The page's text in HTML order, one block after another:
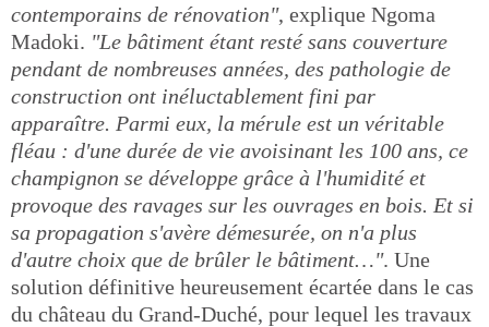
contemporains de rénovation", explique Ngoma
Madoki. "Le bâtiment étant resté sans couverture
pendant de nombreuses années, des pathologie de
construction ont inéluctablement fini par
apparaître. Parmi eux, la mérule est un véritable
fléau : d'une durée de vie avoisinant les 100 ans, ce
champignon se développe grâce à l'humidité et
provoque des ravages sur les ouvrages en bois. Et si
sa propagation s'avère démesurée, on n'a plus
d'autre choix que de brûler le bâtiment…". Une
solution définitive heureusement écartée dans le cas
du château du Grand-Duché, pour lequel les travaux